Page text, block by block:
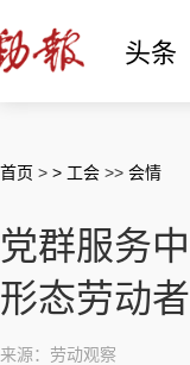
头条
首页 > > 工会 >> 会情
党群服务
形态劳动
来源：劳动观察